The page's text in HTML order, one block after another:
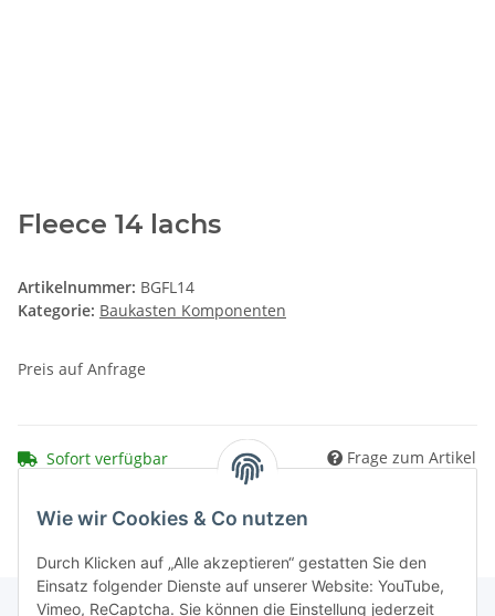
Fleece 14 lachs
Artikelnummer: BGFL14
Kategorie: Baukasten Komponenten
Preis auf Anfrage
Sofort verfügbar Frage zum Artikel
Wie wir Cookies & Co nutzen
Durch Klicken auf „Alle akzeptieren“ gestatten Sie den
Einsatz folgender Dienste auf unserer Website: YouTube,
Vimeo, ReCaptcha. Sie können die Einstellung jederzeit